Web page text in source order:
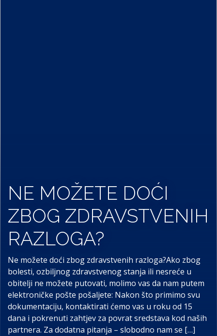
NE MOŽETE DOĆI
ZBOG ZDRAVSTVENIH
RAZLOGA?
Ne možete doći zbog zdravstvenih razloga?Ako zbog
bolesti, ozbiljnog zdravstvenog stanja ili nesreće u
obitelji ne možete putovati, molimo vas da nam putem
elektroničke pošte pošaljete: Nakon što primimo svu
dokumentaciju, kontaktirati ćemo vas u roku od 15
dana i pokrenuti zahtjev za povrat sredstava kod naših
partnera. Za dodatna pitanja – slobodno nam se […]